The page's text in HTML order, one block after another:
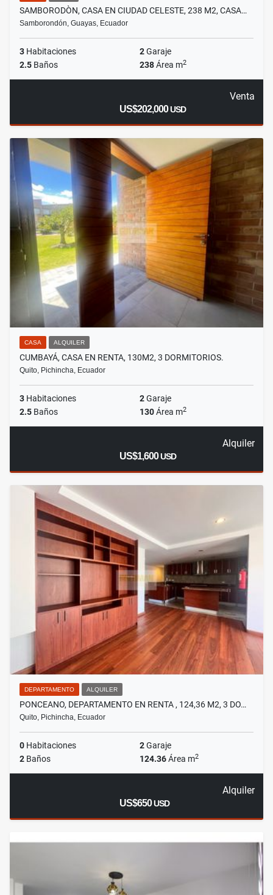
SAMBORODÒN, CASA EN CIUDAD CELESTE, 238 M2, CASA…
Samborondón, Guayas, Ecuador
3 Habitaciones 2Garaje
2.5 Baños 238Área m2
Venta
US$202,000USD
CASA ALQUILER
CUMBAYÁ, CASA EN RENTA, 130M2, 3 DORMITORIOS.
Quito, Pichincha, Ecuador
3 Habitaciones 2Garaje
2.5 Baños 130Área m2
Alquiler
US$1,600USD
DEPARTAMENTO ALQUILER
PONCEANO, DEPARTAMENTO EN RENTA , 124,36 M2, 3 DO…
Quito, Pichincha, Ecuador
0 Habitaciones 2Garaje
2 Baños 124.36Área m2
Alquiler
US$650USD